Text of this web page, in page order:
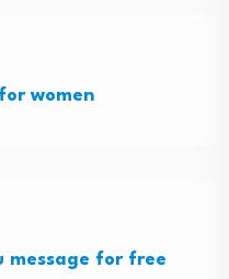
women
message for free